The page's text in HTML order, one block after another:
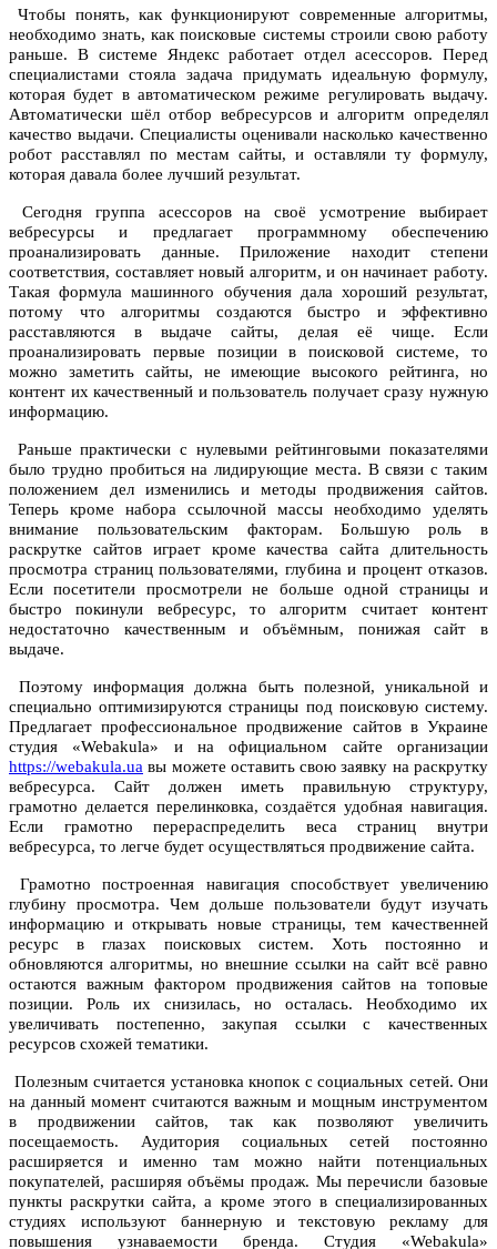
Чтобы понять, как функционируют современные алгоритмы,
необходимо знать, как поисковые системы строили свою работу
раньше. В системе Яндекс работает отдел асессоров. Перед
специалистами стояла задача придумать идеальную формулу,
которая будет в автоматическом режиме регулировать выдачу.
Автоматически шёл отбор вебресурсов и алгоритм определял
качество выдачи. Специалисты оценивали насколько качественно
робот расставлял по местам сайты, и оставляли ту формулу,
которая давала более лучший результат.
Сегодня группа асессоров на своё усмотрение выбирает
вебресурсы и предлагает программному обеспечению
проанализировать данные. Приложение находит степени
соответствия, составляет новый алгоритм, и он начинает работу.
Такая формула машинного обучения дала хороший результат,
потому что алгоритмы создаются быстро и эффективно
расставляются в выдаче сайты, делая её чище. Если
проанализировать первые позиции в поисковой системе, то
можно заметить сайты, не имеющие высокого рейтинга, но
контент их качественный и пользователь получает сразу нужную
информацию.
Раньше практически с нулевыми рейтинговыми показателями
было трудно пробиться на лидирующие места. В связи с таким
положением дел изменились и методы продвижения сайтов.
Теперь кроме набора ссылочной массы необходимо уделять
внимание пользовательским факторам. Большую роль в
раскрутке сайтов играет кроме качества сайта длительность
просмотра страниц пользователями, глубина и процент отказов.
Если посетители просмотрели не больше одной страницы и
быстро покинули вебресурс, то алгоритм считает контент
недостаточно качественным и объёмным, понижая сайт в
выдаче.
Поэтому информация должна быть полезной, уникальной и
специально оптимизируются страницы под поисковую систему.
Предлагает профессиональное продвижение сайтов в Украине
студия «Webakula» и на официальном сайте организации
https://webakula.ua вы можете оставить свою заявку на раскрутку
вебресурса. Сайт должен иметь правильную структуру,
грамотно делается перелинковка, создаётся удобная навигация.
Если грамотно перераспределить веса страниц внутри
вебресурса, то легче будет осуществляться продвижение сайта.
Грамотно построенная навигация способствует увеличению
глубину просмотра. Чем дольше пользователи будут изучать
информацию и открывать новые страницы, тем качественней
ресурс в глазах поисковых систем. Хоть постоянно и
обновляются алгоритмы, но внешние ссылки на сайт всё равно
остаются важным фактором продвижения сайтов на топовые
позиции. Роль их снизилась, но осталась. Необходимо их
увеличивать постепенно, закупая ссылки с качественных
ресурсов схожей тематики.
Полезным считается установка кнопок с социальных сетей. Они
на данный момент считаются важным и мощным инструментом
в продвижении сайтов, так как позволяют увеличить
посещаемость. Аудитория социальных сетей постоянно
расширяется и именно там можно найти потенциальных
покупателей, расширяя объёмы продаж. Мы перечисли базовые
пункты раскрутки сайта, а кроме этого в специализированных
студиях используют баннерную и текстовую рекламу для
повышения узнаваемости бренда. Студия «Webakula»